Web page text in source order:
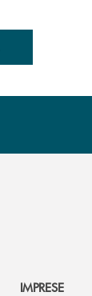
IMPRESE